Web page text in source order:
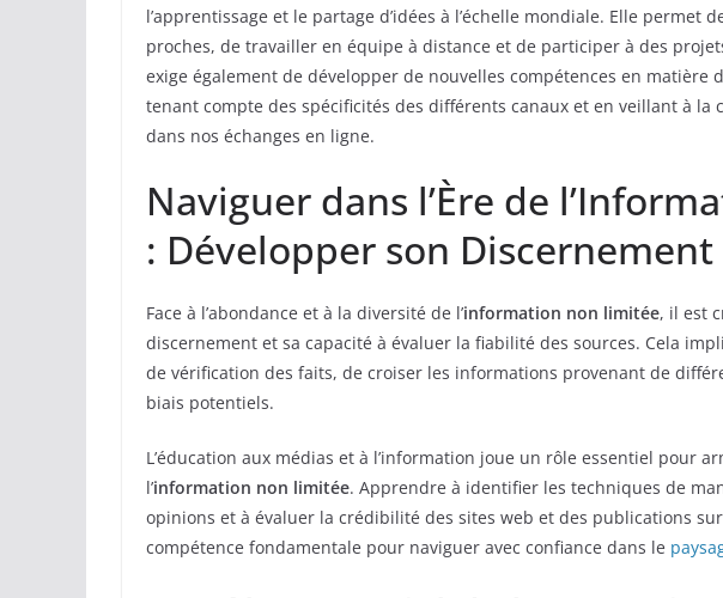
l’apprentissage et le partage d’idées à l’échelle mondiale. Elle permet
proches, de travailler en équipe à distance et de participer à des
exige également de développer de nouvelles compétences en matière
tenant compte des spécificités des différents canaux et en veillant à la
dans nos échanges en ligne.
Naviguer dans l’Ère de
: Développer son Discernement
Face à l’abondance et à la diversité de l’information non limitée, il est
discernement et sa capacité à évaluer la fiabilité des sources. Cela
de vérification des faits, de croiser les informations provenant de
biais potentiels.
L’éducation aux médias et à l’information joue un rôle essentiel pour
l’information non limitée. Apprendre à identifier les techniques de
opinions et à évaluer la crédibilité des sites web et des publications
compétence fondamentale pour naviguer avec confiance dans le